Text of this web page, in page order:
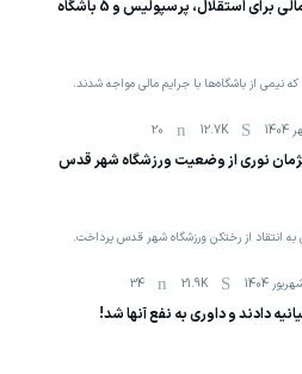
برای استقلال، پرسپولیس و 5 باشگاه
نیمی از باشگاه‌ها با جرایم مالی مواجه شدند.
12.7K
20
پژمان نوری از وضعیت ورزشگاه شهر قدس
به انتقاد از رختکن‌ ورزشگاه شهر قدس پرداخت.
21.9K
34
دادند و داوری به نفع آنها شد!